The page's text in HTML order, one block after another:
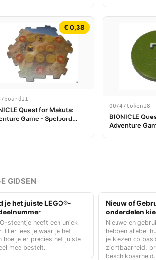
€ 0,38
Quest for Makuta:
Game - Spelbord
00747token18
BIONICLE
Adventure
GIDSEN
je het juiste LEGO®-
steentje heeft een uniek
Hier lees je waar je het
hoe je er precies het juiste
mee bestelt.
Nieuw of
onderdelen
Nieuwe en
hebben allebei
je kiezen op
zichtbaarheid,
beschikbaarheid.